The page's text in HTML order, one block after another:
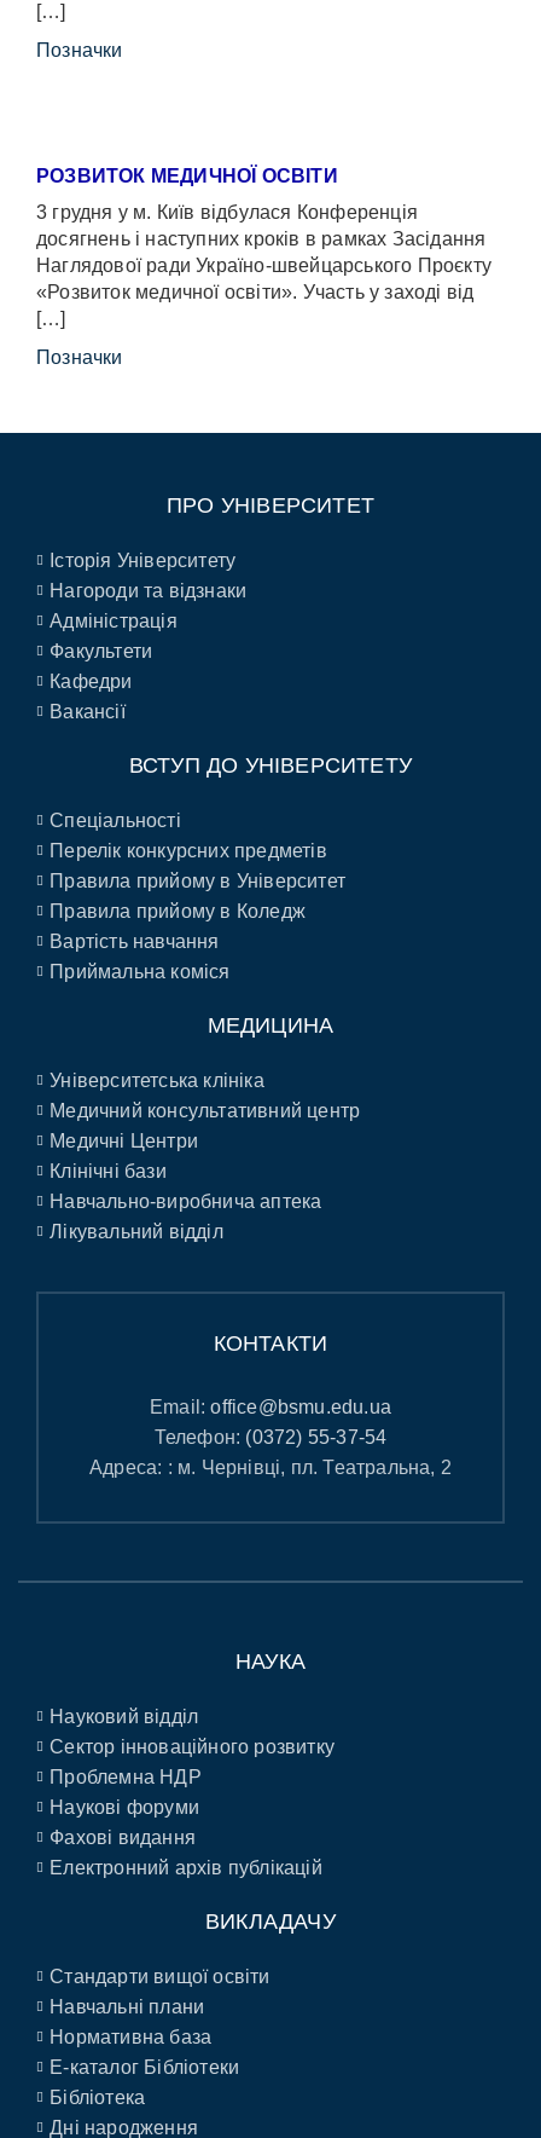
[…]
Позначки
РОЗВИТОК МЕДИЧНОЇ ОСВІТИ
3 грудня у м. Київ відбулася Конференція
досягнень і наступних кроків в рамках Засідання
Наглядової ради Україно-швейцарського Проєкту
«Розвиток медичної освіти». Участь у заході від
[…]
Позначки
ПРО УНІВЕРСИТЕТ
Історія Університету
Нагороди та відзнаки
Адміністрація
Факультети
Кафедри
Вакансії
ВСТУП ДО УНІВЕРСИТЕТУ
Спеціальності
Перелік конкурсних предметів
Правила прийому в Університет
Правила прийому в Коледж
Вартість навчання
Приймальна коміся
МЕДИЦИНА
Університетська клініка
Медичний консультативний центр
Медичні Центри
Клінічні бази
Навчально-виробнича аптека
Лікувальний відділ
КОНТАКТИ
Email:office@bsmu.edu.ua
Телефон: (0372) 55-37-54
Адреса: : м. Чернівці, пл. Театральна, 2
НАУКА
Науковий відділ
Сектор інноваційного розвитку
Проблемна НДР
Наукові форуми
Фахові видання
Електронний архів публікацій
ВИКЛАДАЧУ
Стандарти вищої освіти
Навчальні плани
Нормативна база
E-каталог Бібліотеки
Бібліотека
Дні народження